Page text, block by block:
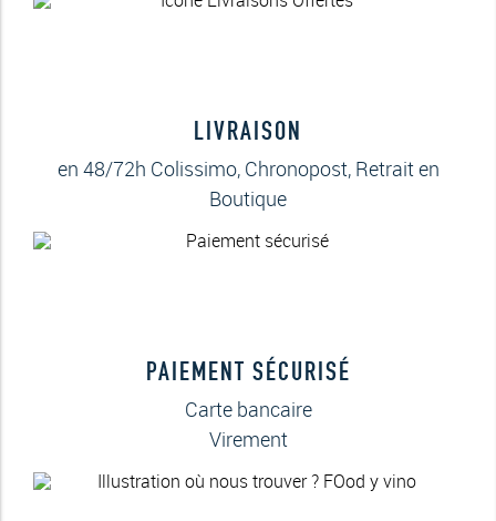
LIVRAISON
en 48/72h Colissimo, Chronopost, Retrait en
Boutique
PAIEMENT SÉCURISÉ
Carte bancaire
Virement